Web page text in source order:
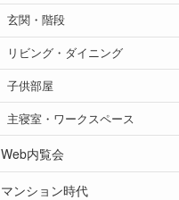
玄関・階段
リビング・ダイニング
子供部屋
主寝室・ワークスペース
Web内覧会
マンション時代